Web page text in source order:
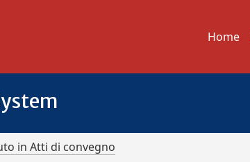
Home
in Atti di convegno